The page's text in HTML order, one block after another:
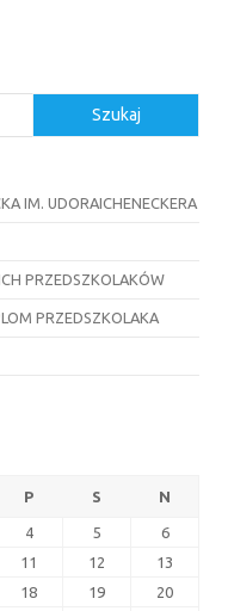
Szukaj
IM. UDORAICHENECKERA
PRZEDSZKOLAKÓW
PRZEDSZKOLAKA
P S N
4 5
6
11 12
13
18 19
20